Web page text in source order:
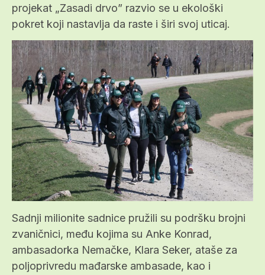
projekat „Zasadi drvo” razvio se u ekološki
pokret koji nastavlja da raste i širi svoj uticaj.
Sadnji milionite sadnice pružili su podršku brojni
zvaničnici, među kojima su Anke Konrad,
ambasadorka Nemačke, Klara Seker, ataše za
poljoprivredu mađarske ambasade, kao i